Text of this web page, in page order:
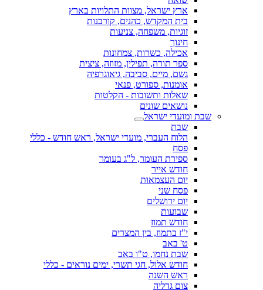
ארץ ישראל, מצוות התלויות בארץ
בית המקדש, כהנים, קורבנות
זוגיות, משפחה, צניעות
חינוך
אכילה, כשרות, צמחונות
ספר תורה, תפילין, מזוזה, ציצית
גשם, מיים, סביבה, גיאוגרפיה
אומנות, ספורט, פנאי
שאלות ותשובות - הקלטות
נושאים שונים
שבת ומועדי ישראל
שבת
הלוח העברי, מועדי ישראל, ראש חודש - כללי
פסח
ספירת העומר, ל"ג בעומר
חודש אייר
יום העצמאות
פסח שני
יום ירושלים
שבועות
חודש תמוז
י"ז בתמוז, בין המצרים
ט' באב
שבת נחמו, ט"ו באב
חודש אלול, חגי תשרי, ימים נוראים - כללי
ראש השנה
צום גדליה